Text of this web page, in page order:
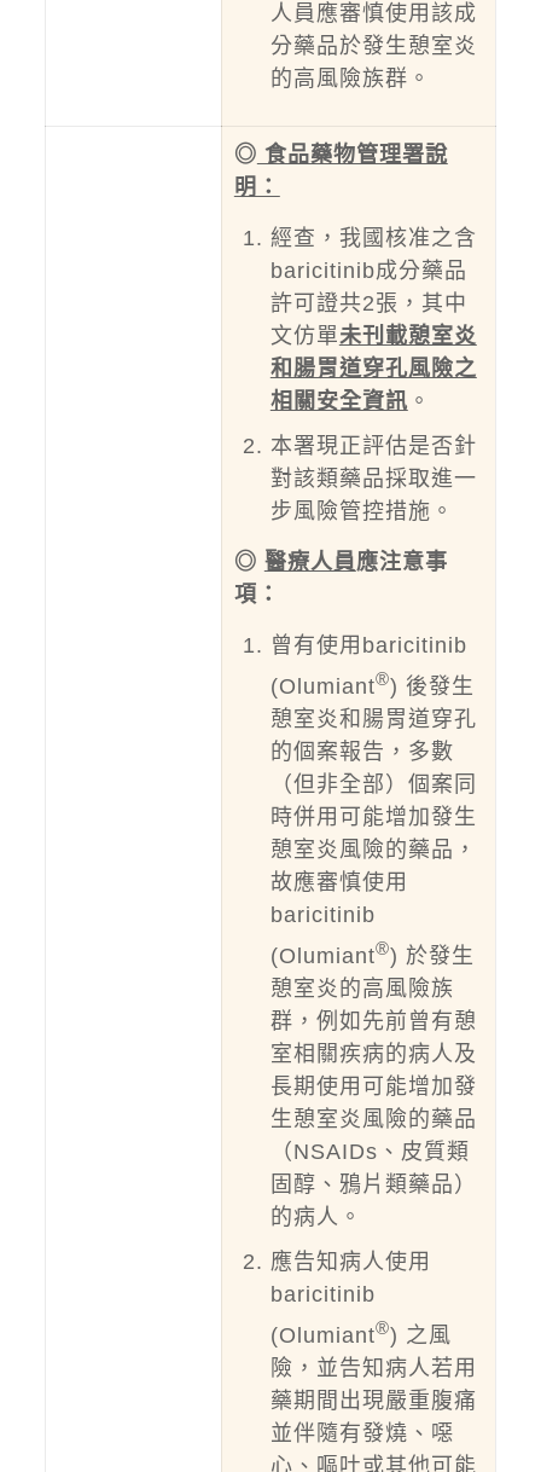
人員應審慎使用該成
分藥品於發生憩室炎
的高風險族群。
◎ 食品藥物管理署說
明：
經查，我國核准之含
baricitinib成分藥品
許可證共2張，其中
文仿單未刊載憩室炎
和腸胃道穿孔風險之
相關安全資訊 。
本署現正評估是否針
對該類藥品採取進一
步風險管控措施。
◎ 醫療人員應注意事
項：
曾有使用baricitinib
(Olumiant®) 後發生
憩室炎和腸胃道穿孔
的個案報告，多數
（但非全部）個案同
時併用可能增加發生
憩室炎風險的藥品，
故應審慎使用
baricitinib
(Olumiant®) 於發生
憩室炎的高風險族
群，例如先前曾有憩
室相關疾病的病人及
長期使用可能增加發
生憩室炎風險的藥品
（NSAIDs、皮質類
固醇、鴉片類藥品）
的病人。
應告知病人使用
baricitinib
(Olumiant®) 之風
險，並告知病人若用
藥期間出現嚴重腹痛
並伴隨有發燒、噁
心、嘔吐或其他可能